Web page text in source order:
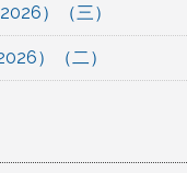
）（三）
）（二）